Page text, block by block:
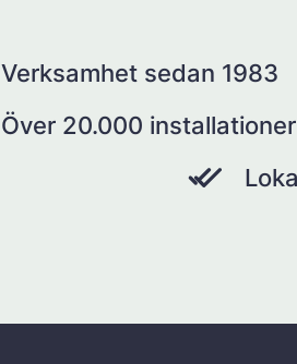
Verksamhet sedan 1983
Över 20.000 installationer